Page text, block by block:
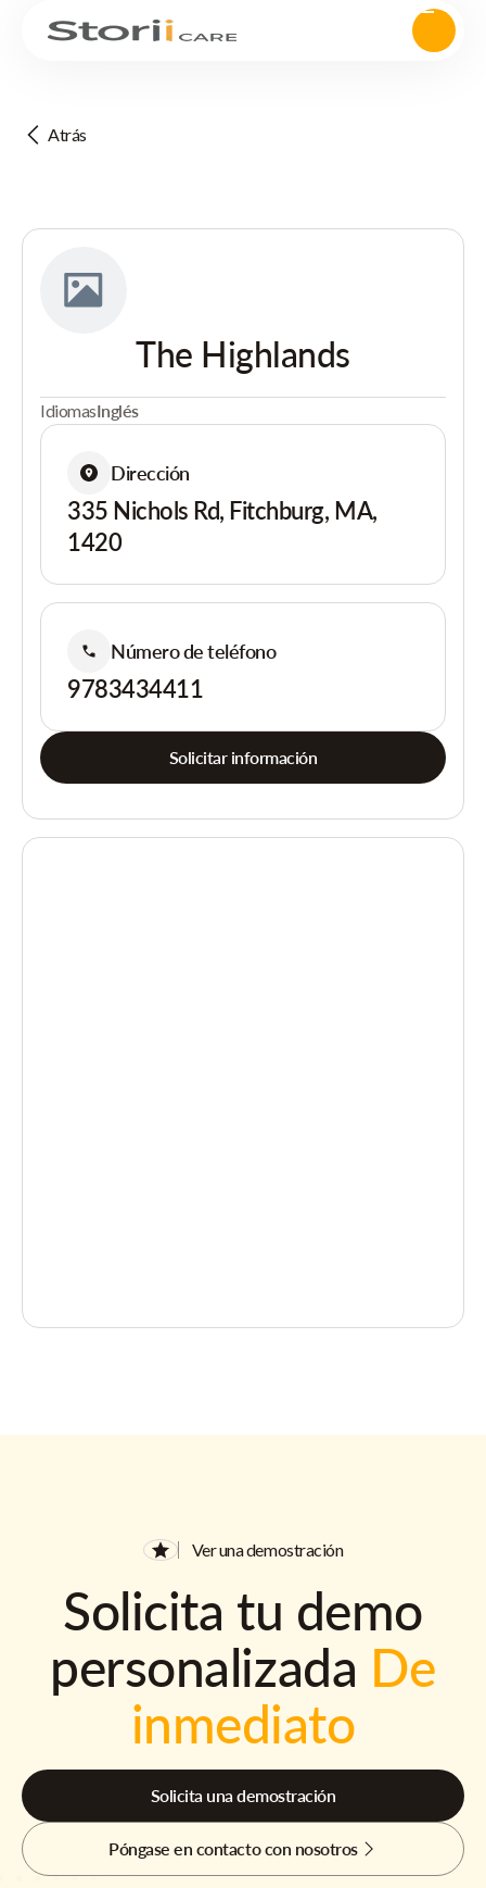
Atrás
The Highlands
IdiomasInglés
Dirección
335 Nichols Rd, Fitchburg, MA,
1420
Número de teléfono
9783434411
Solicitar información
Ver una demostración
Solicita tu demo
personalizada De
inmediato
Solicita una demostración
Póngase en contacto con nosotros